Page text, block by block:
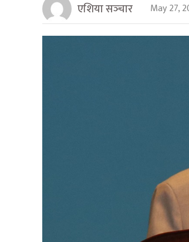
एशिया सञ्‍चार May 27,